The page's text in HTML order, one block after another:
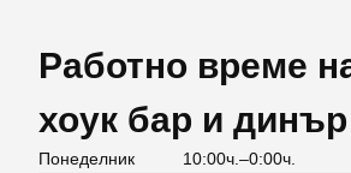
Работно време
хоук бар и динър
Понеделник
10:00ч.–0:00ч.